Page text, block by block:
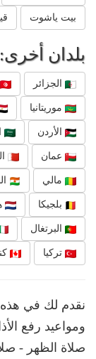
بيت ياشوت
بلدان أخرى:
الجزائر
موريتانيا
الأردن
عمان
مالي
بلجيكا
البرتغال
تركيا
نقدم لك في
ومواعيد رفع
صلاة الظهر -